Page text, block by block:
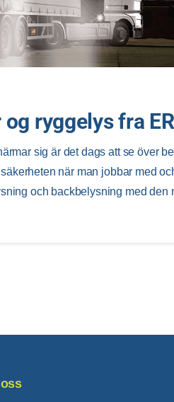
ryggelys fra
sig är det dags att se över
när man jobbar med
och backbelysning med den